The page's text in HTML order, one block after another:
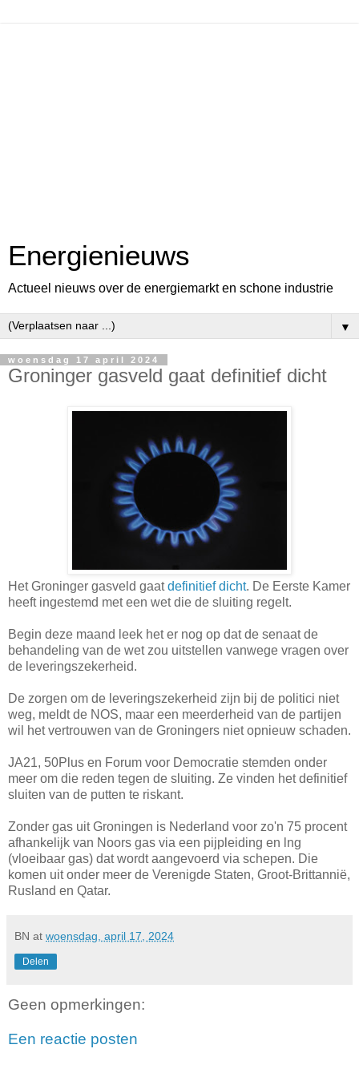
Energienieuws
Actueel nieuws over de energiemarkt en schone industrie
▼
woensdag 17 april 2024
Groninger gasveld gaat definitief dicht
Het Groninger gasveld gaatdefinitief dicht. De Eerste Kamer
heeft ingestemd met een wet die de sluiting regelt.
Begin deze maand leek het er nog op dat de senaat de
behandeling van de wet zou uitstellen vanwege vragen over
de leveringszekerheid.
De zorgen om de leveringszekerheid zijn bij de politici niet
weg, meldt de NOS, maar een meerderheid van de partijen
wil het vertrouwen van de Groningers niet opnieuw schaden.
JA21, 50Plus en Forum voor Democratie stemden onder
meer om die reden tegen de sluiting. Ze vinden het definitief
sluiten van de putten te riskant.
Zonder gas uit Groningen is Nederland voor zo'n 75 procent
afhankelijk van Noors gas via een pijpleiding en lng
(vloeibaar gas) dat wordt aangevoerd via schepen. Die
komen uit onder meer de Verenigde Staten, Groot-Brittannië,
Rusland en Qatar.
BN at woensdag, april 17, 2024
Delen
Geen opmerkingen:
Een reactie posten